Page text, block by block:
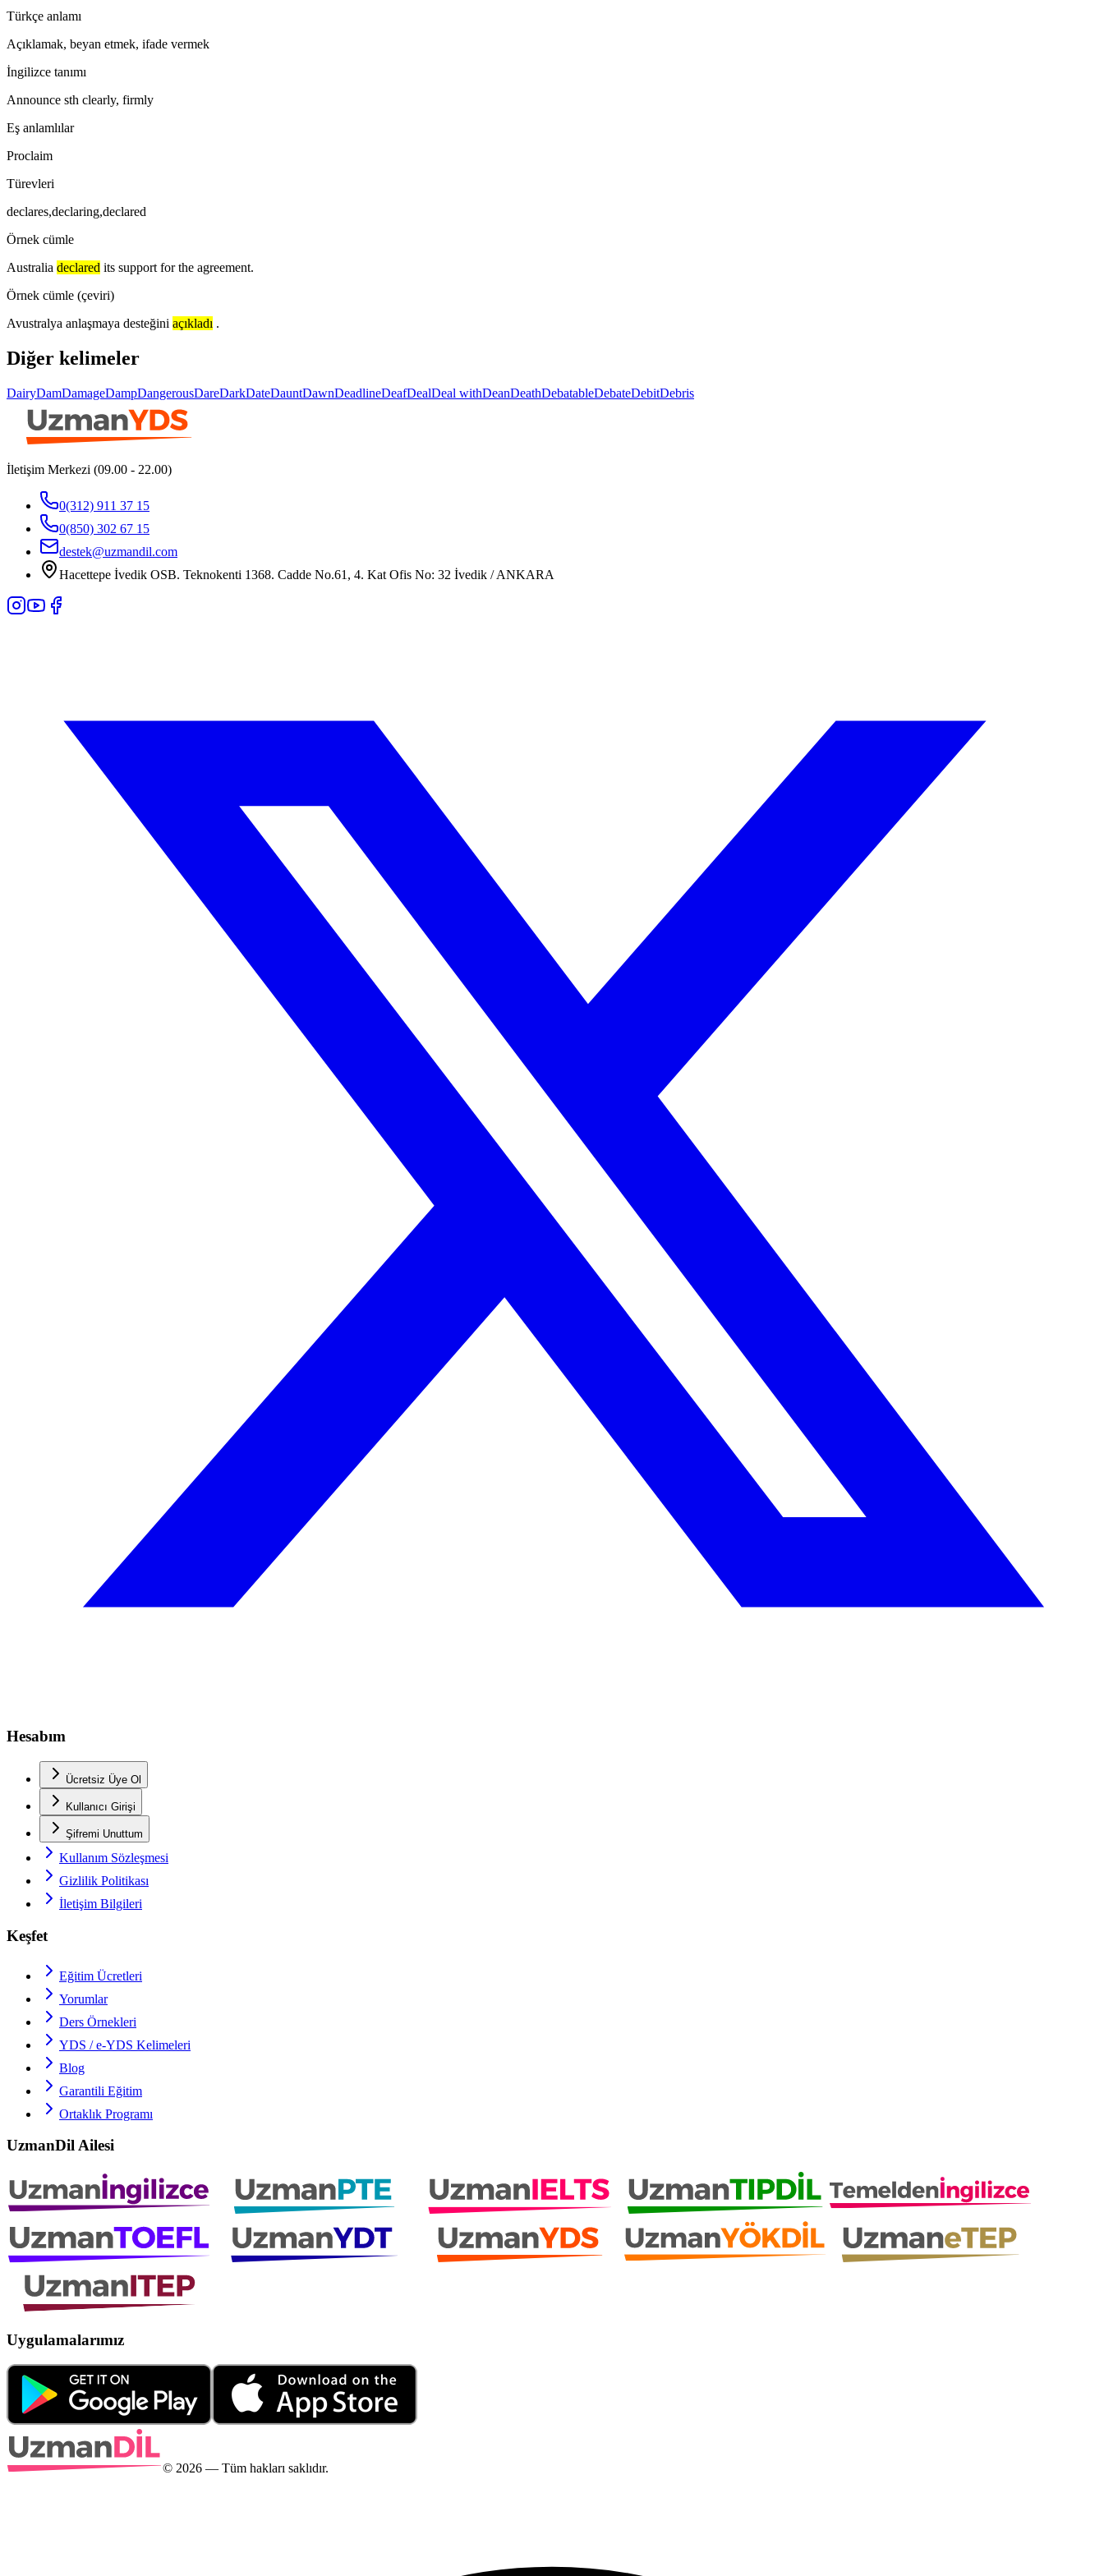
Türkçe anlamı
Açıklamak, beyan etmek, ifade vermek
İngilizce tanımı
Announce sth clearly, firmly
Eş anlamlılar
Proclaim
Türevleri
declares,declaring,declared
Örnek cümle
Australia declared its support for the agreement.
Örnek cümle (çeviri)
Avustralya anlaşmaya desteğini açıkladı .
Diğer kelimeler
DairyDamDamageDampDangerousDareDarkDateDauntDawnDeadlineDeafDealDeal withDeanDeathDebatableDebateDebitDebris
İletişim Merkezi (09.00 - 22.00)
0(312) 911 37 15
0(850) 302 67 15
destek@uzmandil.com
Hacettepe İvedik OSB. Teknokenti 1368. Cadde No.61, 4. Kat Ofis No: 32 İvedik / ANKARA
Hesabım
Ücretsiz Üye Ol
Kullanıcı Girişi
Şifremi Unuttum
Kullanım Sözleşmesi
Gizlilik Politikası
İletişim Bilgileri
Keşfet
Eğitim Ücretleri
Yorumlar
Ders Örnekleri
YDS / e-YDS Kelimeleri
Blog
Garantili Eğitim
Ortaklık Programı
UzmanDil Ailesi
Uygulamalarımız
© 2026 — Tüm hakları saklıdır.